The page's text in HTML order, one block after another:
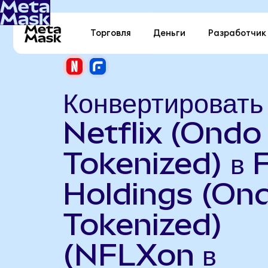
Торговля Деньги Разработчик
Конвертировать
Netflix (Ondo
Tokenized) в
Holdings
Tokenized)
(NFLXon в